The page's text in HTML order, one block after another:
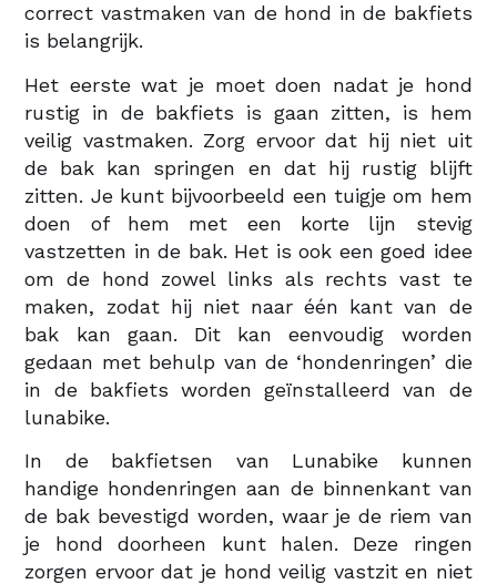
correct vastmaken van de hond in de bakfiets
is belangrijk.
Het eerste wat je moet doen nadat je hond
rustig in de bakfiets is gaan zitten, is hem
veilig vastmaken. Zorg ervoor dat hij niet uit
de bak kan springen en dat hij rustig blijft
zitten. Je kunt bijvoorbeeld een tuigje om hem
doen of hem met een korte lijn stevig
vastzetten in de bak. Het is ook een goed idee
om de hond zowel links als rechts vast te
maken, zodat hij niet naar één kant van de
bak kan gaan. Dit kan eenvoudig worden
gedaan met behulp van de ‘hondenringen’ die
in de bakfiets worden geïnstalleerd van de
lunabike.
In de bakfietsen van Lunabike kunnen
handige hondenringen aan de binnenkant van
de bak bevestigd worden, waar je de riem van
je hond doorheen kunt halen. Deze ringen
zorgen ervoor dat je hond veilig vastzit en niet